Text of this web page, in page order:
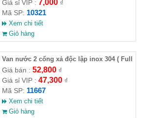
Giá sỉ VIP : 7,000₫
Mã SP: 10321
Xem chi tiết
Giỏ hàng
Van nước 2 cổng xả độc lập inox 304 ( Full
VAT )
Giá bán : 52,800₫
Giá sỉ VIP : 47,300₫
Mã SP: 11667
Xem chi tiết
Giỏ hàng